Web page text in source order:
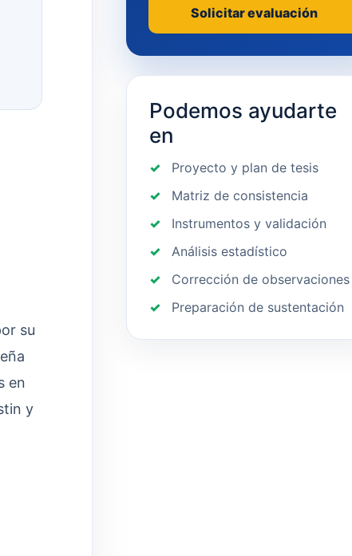
su
en
y
Solicitar evaluación
Podemos ayudarte
en
Proyecto y plan de tesis
Matriz de consistencia
Instrumentos y validación
Análisis estadístico
Corrección de observaciones
Preparación de sustentación